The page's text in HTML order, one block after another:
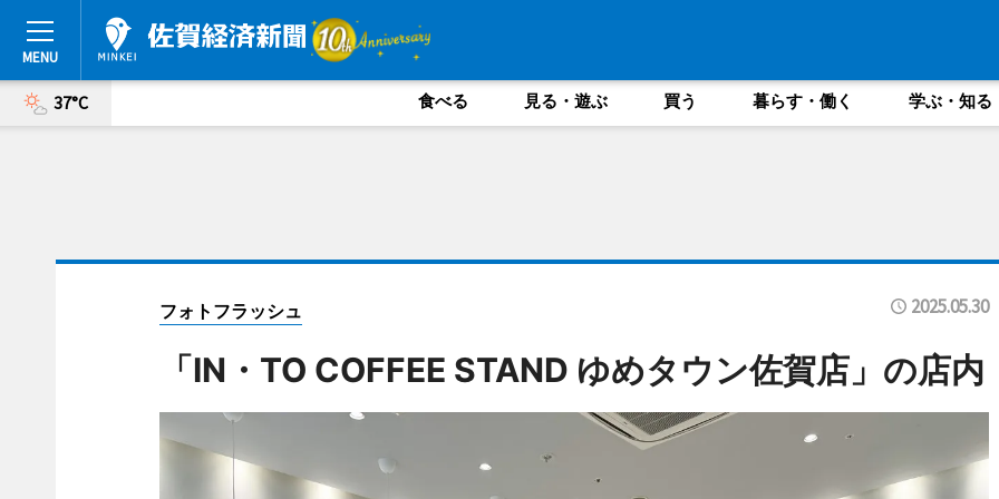
37°C 食べる 見る・遊ぶ 買う 暮らす・働く 学ぶ・知る
フォトフラッシュ 2025.05.30
「IN・TO COFFEE STAND ゆめタウン佐賀店」の店内